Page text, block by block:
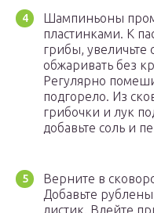
Шампиньоны
пластинками. К
грибы, увеличьте
обжаривать без
Регулярно
подгорело. Из
грибочки и лук
добавьте соль и
Верните в
Добавьте
листик. Влейте